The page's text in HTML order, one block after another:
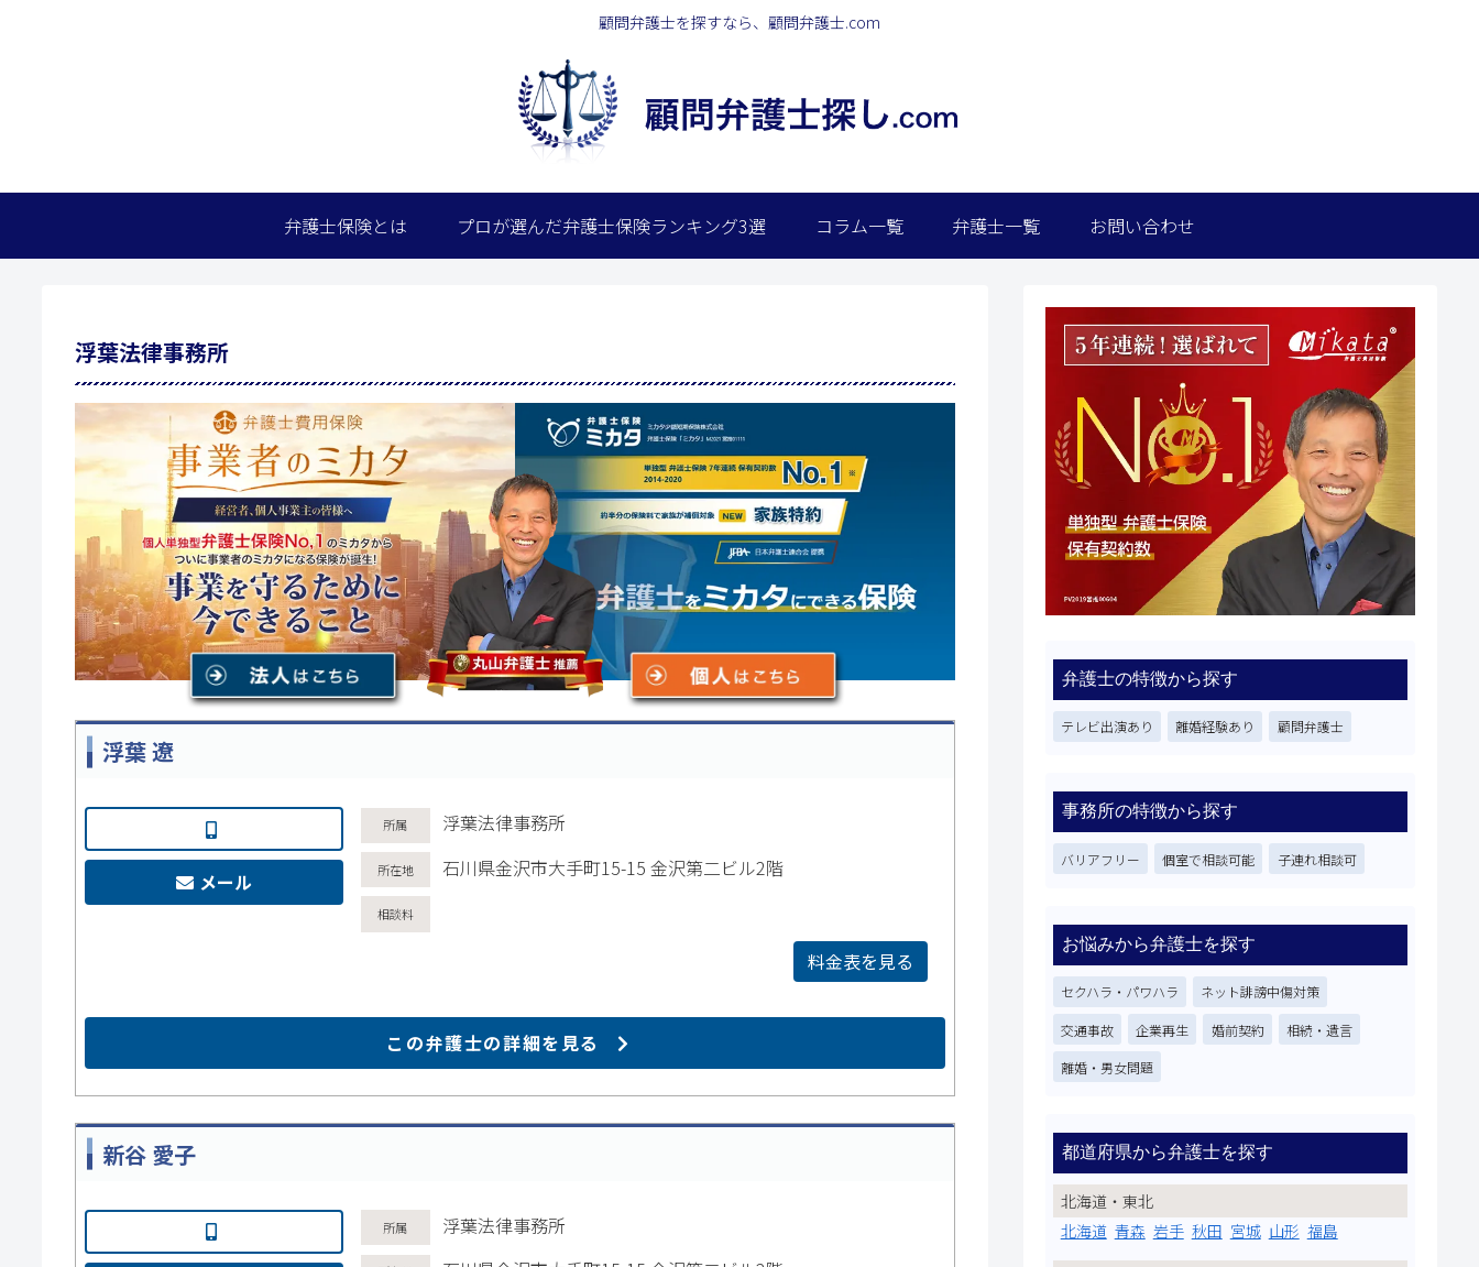
顧問弁護士を探すなら、顧問弁護士.com
弁護士保険とは プロが選んだ弁護士保険ランキング3選 コラム一覧 弁護士一覧 お問い合わせ
浮葉法律事務所
浮葉 遼
メール
浮葉法律事務所
石川県金沢市大手町15-15 金沢第二ビル2階
料金表を見る
この弁護士の詳細を見る
新谷 愛子
浮葉法律事務所
弁護士の特徴から探す
テレビ出演あり 離婚経験あり 顧問弁護士
事務所の特徴から探す
バリアフリー 個室で相談可能 子連れ相談可
お悩みから弁護士を探す
セクハラ・パワハラ ネット誹謗中傷対策
交通事故 企業再生 婚前契約 相続・遺言
離婚・男女問題
都道府県から弁護士を探す
北海道・東北
北海道 青森 岩手 秋田 宮城 山形 福島